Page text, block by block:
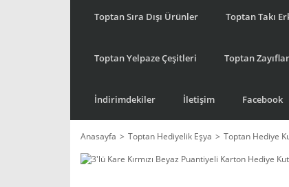
Toptan Sıra Dışı Ürünler Toptan Takı
Toptan Yelpaze Çeşitleri Toptan
İndirimdekiler İletişim Facebook
Anasayfa Toptan Hediyelik Eşya Toptan Hediye